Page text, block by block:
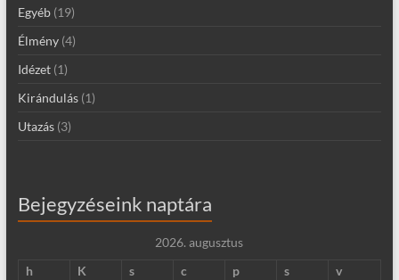
Egyéb(19)
Élmény(4)
Idézet(1)
Kirándulás(1)
Utazás(3)
Bejegyzéseink naptára
2026. augusztus
h
K s c p s v